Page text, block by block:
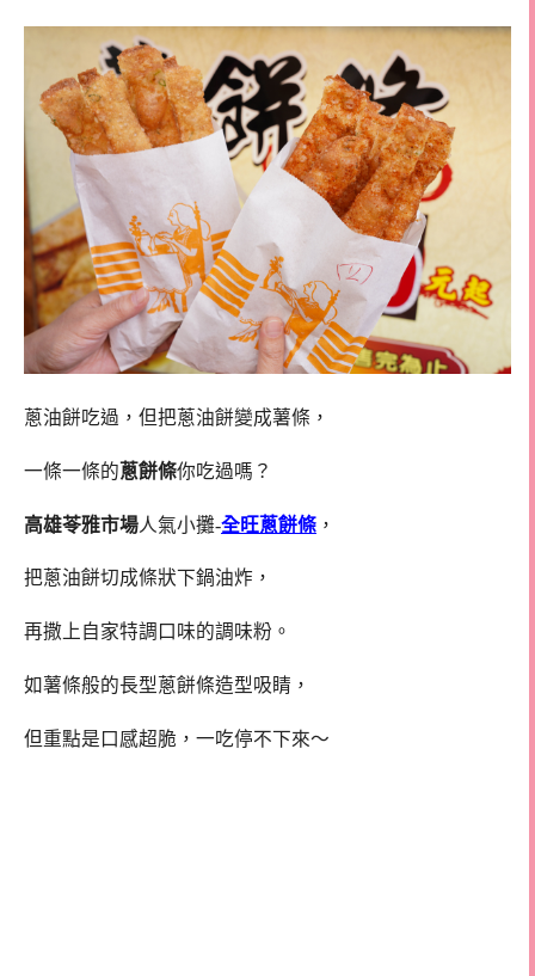
蔥油餅吃過，但把蔥油餅變成薯條，
一條一條的蔥餅條你吃過嗎？
高雄苓雅市場人氣小攤-全旺蔥餅條 ，
把蔥油餅切成條狀下鍋油炸，
再撒上自家特調口味的調味粉。
如薯條般的長型蔥餅條造型吸睛，
但重點是口感超脆，一吃停不下來～